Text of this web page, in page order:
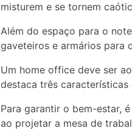
misturem e se tornem
Além do espaço para o
gaveteiros e armários para
Um home office deve ser
destaca três
Para garantir o bem-estar,
ao projetar a mesa de